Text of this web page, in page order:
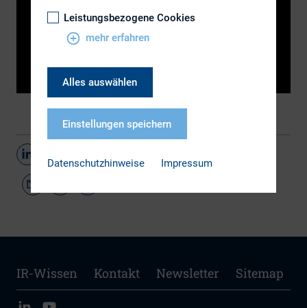
IR-Wissen Kontakt Newsletter Sitemap
Leistungsbezogene Cookies
mehr erfahren
Alles auswählen
Einstellungen speichern
Datenschutzhinweise Impressum